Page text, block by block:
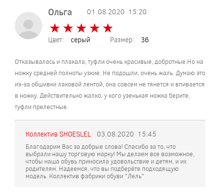
Ольга 01.08.2020 15:20
★ ★ ★ ★ ★
★ ★ ★ ★ ★
Цвет: серый Размер: 36
Отказывалась и плакала, туфли очень красивые, добротные.Но на
ножку средней полноты узкие. Не подошли, очень жаль. Думаю это
из-за обшивки лаковой лентой, она совсем не тянется и впивается
в ножку. Действительно жалко, у кого узенькая ножка берите,
туфли прелестные.
Коллектив SHOESLEL 03.08.2020 15:45
Благодарим Вас за добрые слова! Спасибо за то, что
выбрали нашу торговую марку! Мы делаем все возможное,
чтобы наша обувь приносила удовольствие и детям, и их
родителям. Надеемся, что вы подберёте подходящую
модель. Коллектив фабрики обуви "Лель"